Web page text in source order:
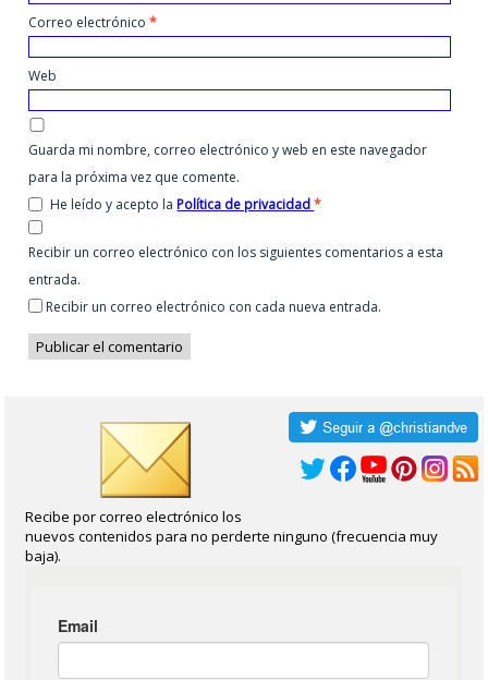
Correo electrónico*
Web
Guarda mi nombre, correo electrónico y web en este navegador
para la próxima vez que comente.
He leído y acepto laPolítica de privacidad*
Recibir un correo electrónico con los siguientes comentarios a esta
entrada.
Recibir un correo electrónico con cada nueva entrada.
Recibe por correo electrónico los
nuevos contenidos para no perderte ninguno (frecuencia muy
baja).